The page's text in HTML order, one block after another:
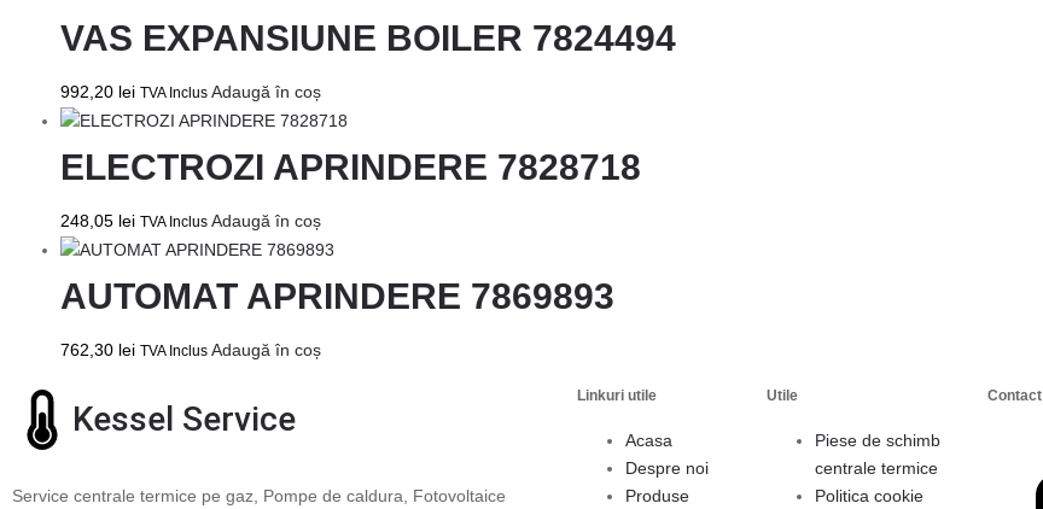
VAS EXPANSIUNE BOILER 7824494
992,20 lei TVA Inclus Adaugă în coș
ELECTROZI APRINDERE 7828718
248,05 lei TVA Inclus Adaugă în coș
AUTOMAT APRINDERE 7869893
762,30 lei TVA Inclus Adaugă în coș
Kessel Service
Service centrale termice pe gaz, Pompe de caldura, Fotovoltaice
Linkuri utile
Acasa
Despre noi
Produse
Utile
Piese de schimb
centrale termice
Politica cookie
Contact